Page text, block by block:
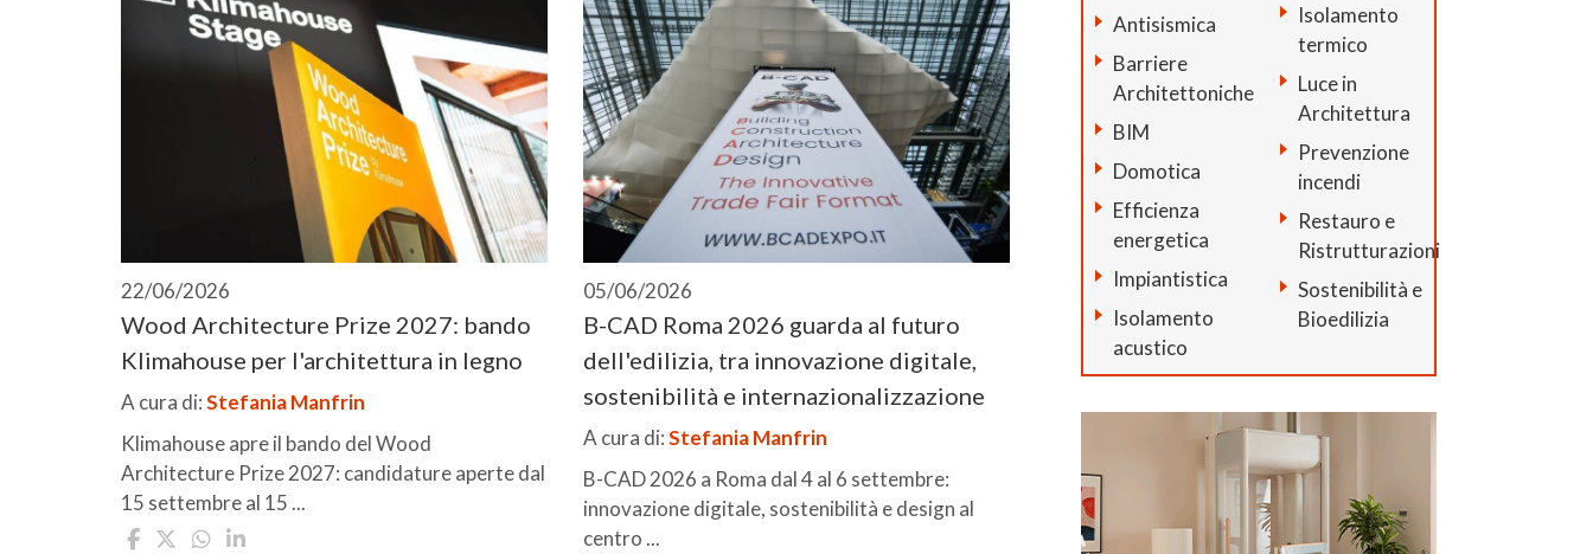
22/06/2026
Wood Architecture Prize 2027: bando
Klimahouse per l'architettura in legno
A cura di:Stefania Manfrin
Klimahouse apre il bando del Wood
Architecture Prize 2027: candidature aperte dal
15 settembre al 15 ...
05/06/2026
B-CAD Roma 2026 guarda al futuro
dell'edilizia, tra innovazione digitale,
sostenibilità e internazionalizzazione
A cura di:Stefania Manfrin
B-CAD 2026 a Roma dal 4 al 6 settembre:
innovazione digitale, sostenibilità e design al
centro ...
Antisismica
Barriere
Architettoniche
BIM
Domotica
Efficienza
energetica
Impiantistica
Isolamento
acustico
Isolamento
termico
Luce in
Architettura
Prevenzione
incendi
Restauro e
Ristrutturazioni
Sostenibilità e
Bioedilizia